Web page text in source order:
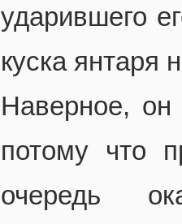
ударившего
куска янтаря
Наверное, он
потому что
очередь